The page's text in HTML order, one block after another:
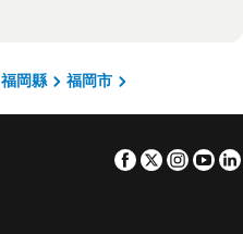
福岡縣
福岡市
Facebook
Twitter